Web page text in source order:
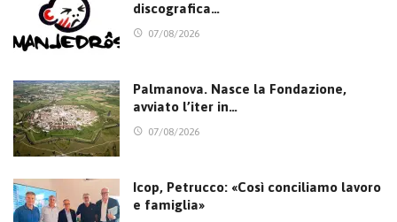
discografica…
07/08/2026
Palmanova. Nasce la Fondazione,
avviato l’iter in…
07/08/2026
Icop, Petrucco: «Così conciliamo lavoro
e famiglia»